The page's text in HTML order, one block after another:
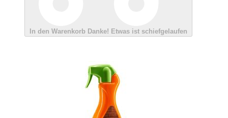
In den Warenkorb Danke! Etwas ist schiefgelaufen